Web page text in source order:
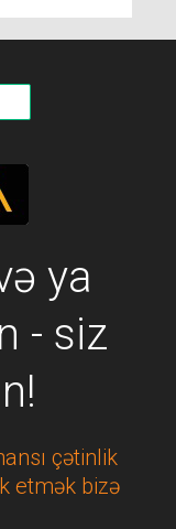
ya
- siz
çətinlik
etmək bizə